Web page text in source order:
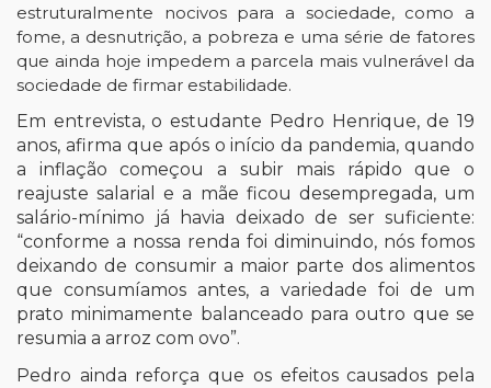
estruturalmente nocivos para a sociedade, como a
fome, a desnutrição, a pobreza e uma série de fatores
que ainda hoje impedem a parcela mais vulnerável da
sociedade de firmar estabilidade.
Em entrevista, o estudante Pedro Henrique, de 19
anos, afirma que após o início da pandemia, quando
a inflação começou a subir mais rápido que o
reajuste salarial e a mãe ficou desempregada, um
salário-mínimo já havia deixado de ser suficiente:
“conforme a nossa renda foi diminuindo, nós fomos
deixando de consumir a maior parte dos alimentos
que consumíamos antes, a variedade foi de um
prato minimamente balanceado para outro que se
resumia a arroz com ovo”.
Pedro ainda reforça que os efeitos causados pela